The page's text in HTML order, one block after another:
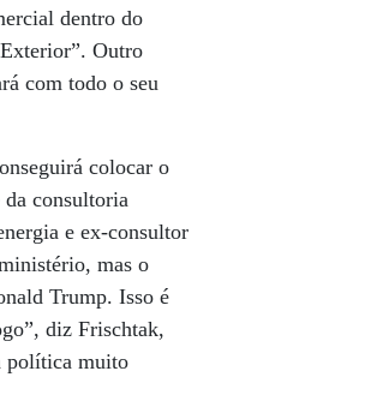
dentro do
Outro
com todo o seu
colocar o
da consultoria
e ex-consultor
mas o
Trump. Isso é
diz Frischtak,
política muito